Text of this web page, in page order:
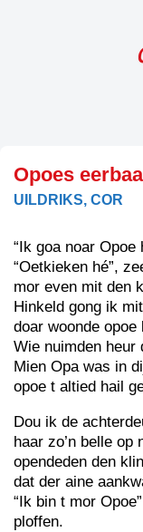
Opoes
UILDRIKS, COR
“Ik goa noar Opoe
“Oetkieken hé”,
mor even mit den
Hinkeld gong ik
doar woonde opoe
Wie nuimden heur
Mien Opa was in
opoe t altied hail
Dou ik de
haar zo’n belle
opendeden den
dat der aine
“Ik bin t mor
ploffen.